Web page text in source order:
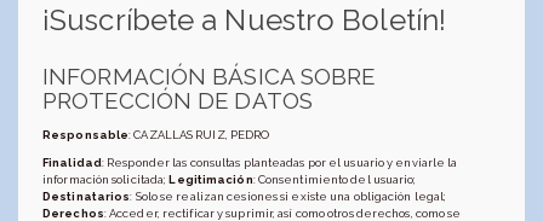
¡Suscríbete a Nuestro Boletín!
INFORMACIÓN BÁSICA SOBRE
PROTECCIÓN DE DATOS
Responsable: CAZALLAS RUIZ, PEDRO
Finalidad: Responder las consultas planteadas por el usuario y enviarle la
información solicitada;Legitimación: Consentimiento del usuario;
Destinatarios: Solo se realizan cesiones si existe una obligación legal;
Derechos: Acceder, rectificar y suprimir, así como otros derechos, como se